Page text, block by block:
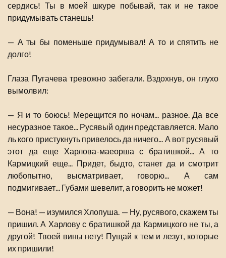
сердись! Ты в моей шкуре побывай, так и не такое
придумывать станешь!
— А ты бы поменьше придумывал! А то и спятить не
долго!
Глаза Пугачева тревожно забегали. Вздохнув, он глухо
вымолвил:
— Я и то боюсь! Мерещится по ночам... разное. Да все
несуразное такое... Русявый один представляется. Мало
ль кого пристукнуть привелось да ничего... А вот русявый
этот да еще Харлова-маеорша с братишкой... А то
Кармицкий еще... Придет, быдто, станет да и смотрит
любопытно, высматривает, говорю... А сам
подмигивает... Губами шевелит, а говорить не может!
— Вона! — изумился Хлопуша. — Ну, русявого, скажем ты
пришил. А Харлову с братишкой да Кармицкого не ты, а
другой! Твоей вины нету! Пущай к тем и лезут, которые
их пришили!